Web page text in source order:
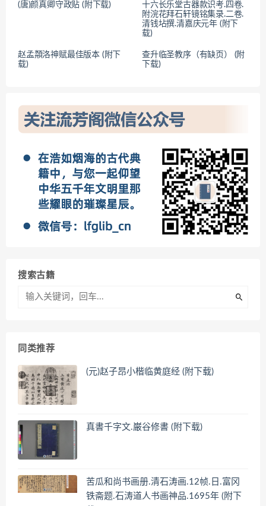
(唐)颜真卿守政贴 (附下载)
十六长乐堂古器款识考.四卷.
附浣花拜石轩镜铭集录.二卷.
清钱坫撰.清嘉庆元年 (附下
载)
赵孟頮洛神赋最佳版本 (附下
载)
查升临圣教序（有缺页） (附
下载)
搜索古籍
同类推荐
(元)赵子昂小楷临黄庭经 (附下载)
真書千字文.巌谷修書 (附下载)
苦瓜和尚书画册.清石涛画.12帧.日.富冈
铁斋题.石涛道人书画神品.1695年 (附下